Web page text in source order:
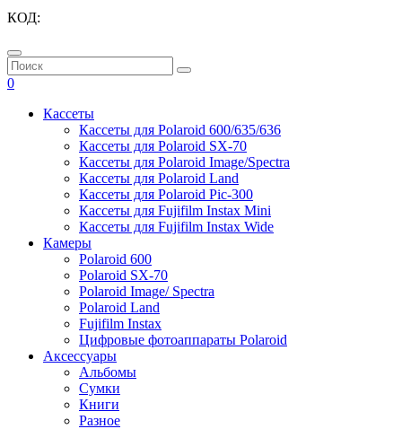
КОД:
0
Кассеты
Кассеты для Polaroid 600/635/636
Кассеты для Polaroid SX-70
Кассеты для Polaroid Image/Spectra
Кассеты для Polaroid Land
Кассеты для Polaroid Pic-300
Кассеты для Fujifilm Instax Mini
Кассеты для Fujifilm Instax Wide
Камеры
Polaroid 600
Polaroid SX-70
Polaroid Image/ Spectra
Polaroid Land
Fujifilm Instax
Цифровые фотоаппараты Polaroid
Аксессуары
Альбомы
Сумки
Книги
Разное